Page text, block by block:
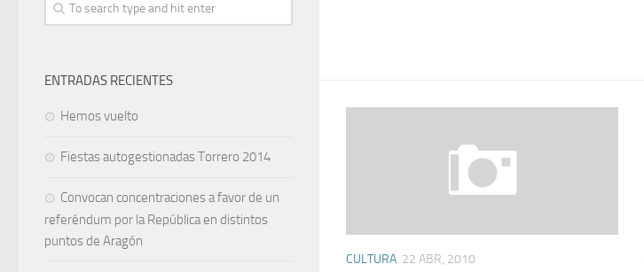
CULTURA 22 ABR, 2010
ENTRADAS RECIENTES
Hemos vuelto
Fiestas autogestionadas Torrero 2014
Convocan concentraciones a favor de un
referéndum por la República en distintos
puntos de Aragón